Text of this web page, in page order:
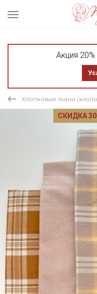
Акция
Хлопковые ткани
СКИДКА